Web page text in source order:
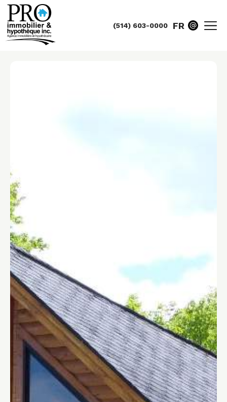
(514) 603-0000 FR